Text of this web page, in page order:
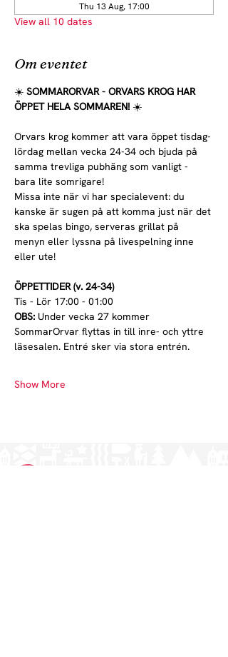
Thu 13 Aug, 17:00
View all 10 dates
Om eventet
☀️ SOMMARORVAR - ORVARS KROG HAR
ÖPPET HELA SOMMAREN! ☀️
Orvars krog kommer att vara öppet tisdag-
lördag mellan vecka 24-34 och bjuda på
samma trevliga pubhäng som vanligt -
bara lite somrigare!
Missa inte när vi har specialevent: du
kanske är sugen på att komma just när det
ska spelas bingo, serveras grillat på
menyn eller lyssna på livespelning inne
eller ute!
ÖPPETTIDER (v. 24-34)
Tis - Lör 17:00 - 01:00
OBS: Under vecka 27 kommer
SommarOrvar flyttas in till inre- och yttre
läsesalen. Entré sker via stora entrén.
Show More